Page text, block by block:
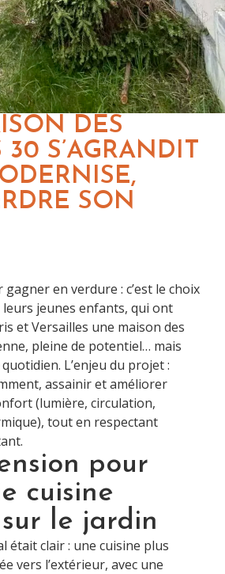
DES
S’AGRANDIT
SON
en verdure : c’est le choix
leurs jeunes enfants, qui ont
et Versailles une maison des
pleine de potentiel… mais
L’enjeu du projet :
assainir et améliorer
(lumière, circulation,
tout en respectant
pour
cuisine
le jardin
était clair : une cuisine plus
vers l’extérieur, avec une